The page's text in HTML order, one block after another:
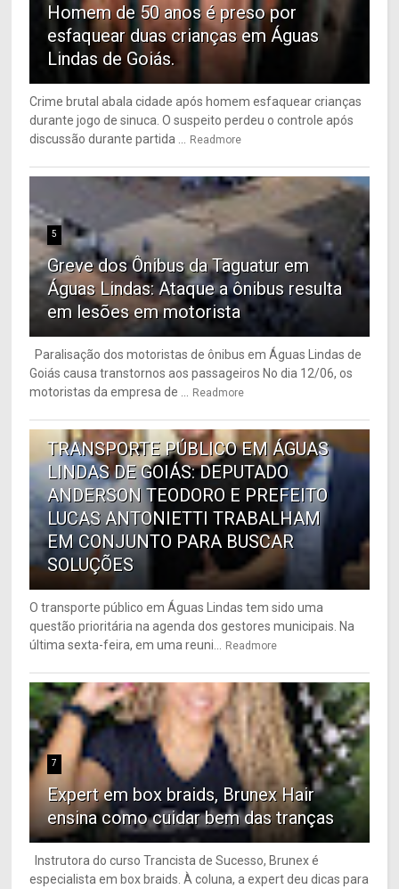
Homem de 50 anos é preso por
esfaquear duas crianças em Águas
Lindas de Goiás.
Crime brutal abala cidade após homem esfaquear crianças
durante jogo de sinuca. O suspeito perdeu o controle após
discussão durante partida ...
Readmore
5
Greve dos Ônibus da Taguatur em
Águas Lindas: Ataque a ônibus resulta
em lesões em motorista
Paralisação dos motoristas de ônibus em Águas Lindas de
Goiás causa transtornos aos passageiros No dia 12/06, os
motoristas da empresa de ...
Readmore
TRANSPORTE PÚBLICO EM ÁGUAS
LINDAS DE GOIÁS: DEPUTADO
ANDERSON TEODORO E PREFEITO
LUCAS ANTONIETTI TRABALHAM
EM CONJUNTO PARA BUSCAR
SOLUÇÕES
O transporte público em Águas Lindas tem sido uma
questão prioritária na agenda dos gestores municipais. Na
última sexta-feira, em uma reuni...
Readmore
7
Expert em box braids, Brunex Hair
ensina como cuidar bem das tranças
Instrutora do curso Trancista de Sucesso, Brunex é
especialista em box braids. À coluna, a expert deu dicas para